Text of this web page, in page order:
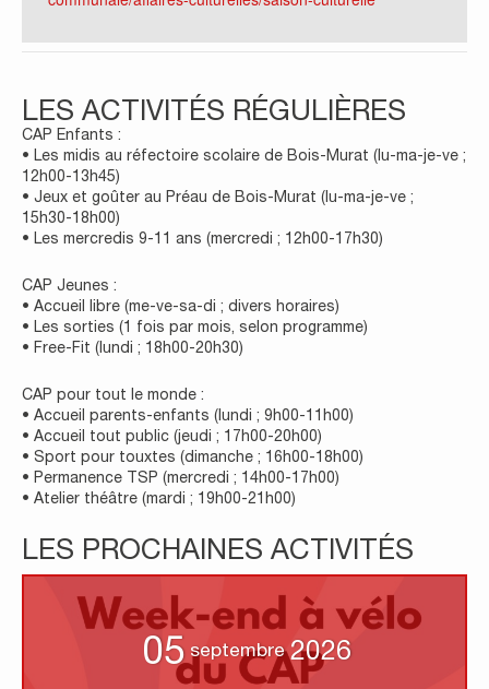
LES ACTIVITÉS RÉGULIÈRES
CAP Enfants :
• Les midis au réfectoire scolaire de Bois-Murat (lu-ma-je-ve ;
12h00-13h45)
• Jeux et goûter au Préau de Bois-Murat (lu-ma-je-ve ;
15h30-18h00)
• Les mercredis 9-11 ans (mercredi ; 12h00-17h30)
CAP Jeunes :
• Accueil libre (me-ve-sa-di ; divers horaires)
• Les sorties (1 fois par mois, selon programme)
• Free-Fit (lundi ; 18h00-20h30)
CAP pour tout le monde :
• Accueil parents-enfants (lundi ; 9h00-11h00)
• Accueil tout public (jeudi ; 17h00-20h00)
• Sport pour touxtes (dimanche ; 16h00-18h00)
• Permanence TSP (mercredi ; 14h00-17h00)
• Atelier théâtre (mardi ; 19h00-21h00)
LES PROCHAINES ACTIVITÉS
05 septembre 2026